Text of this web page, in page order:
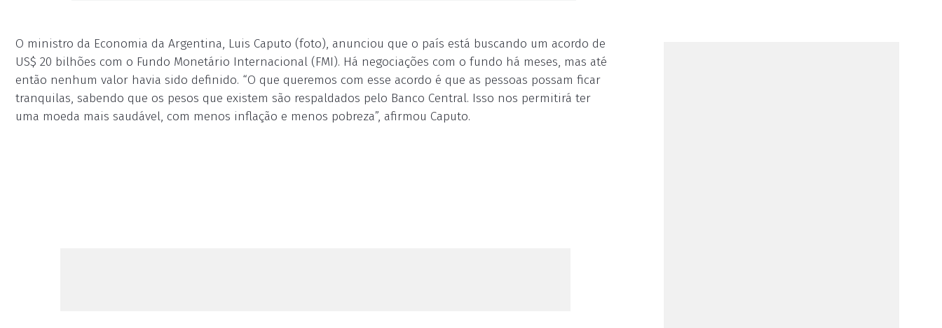
placeholder
O ministro da Economia da Argentina, Luis Caputo (foto), anunciou que o país está buscando um acordo de
US$ 20 bilhões com o Fundo Monetário Internacional (FMI). Há negociações com o fundo há meses, mas até
então nenhum valor havia sido definido. “O que queremos com esse acordo é que as pessoas possam ficar
tranquilas, sabendo que os pesos que existem são respaldados pelo Banco Central. Isso nos permitirá ter
uma moeda mais saudável, com menos inflação e menos pobreza”, afirmou Caputo.